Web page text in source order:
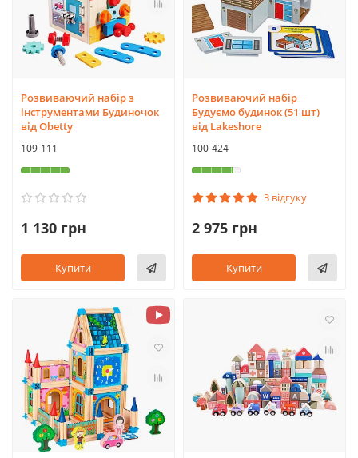
Розвиваючий набір з
інструментами Будиночок
від Obetty
109-111
1 130 грн
Купити
Розвиваючий набір
Будуємо будинок (51 шт)
від Lakeshore
100-424
3 відгуку
2 975 грн
Купити